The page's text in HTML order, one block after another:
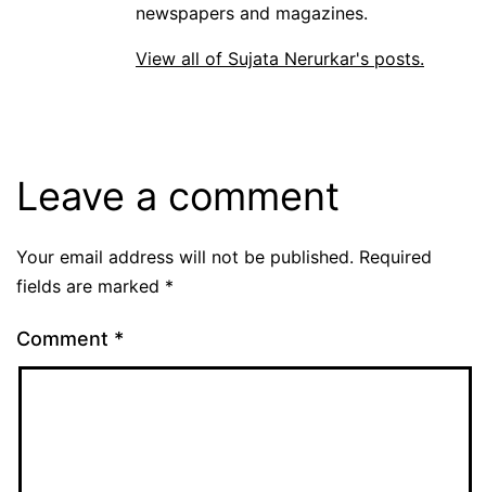
newspapers and magazines.
View all of Sujata Nerurkar's posts.
Leave a comment
Your email address will not be published. Required
fields are marked *
Comment *